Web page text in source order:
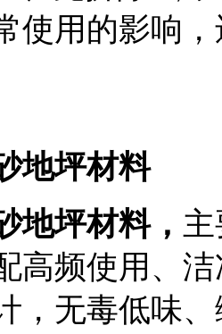
使用的影响
地坪材料
地坪材料，
高频使用、
，无毒低味